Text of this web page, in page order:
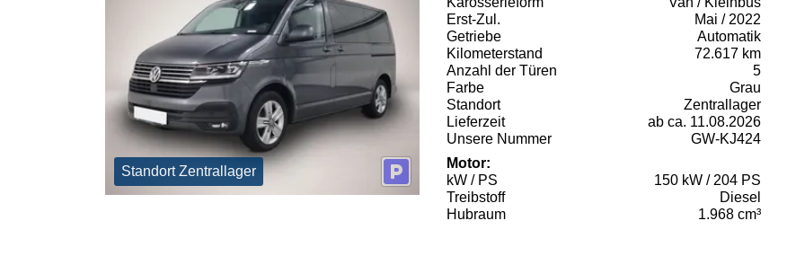
Standort Zentrallager
Erst-Zul.
Mai / 2022
Getriebe
Automatik
Kilometerstand
72.617 km
Anzahl der Türen
5
Farbe
Grau
Standort
Zentrallager
Lieferzeit
ab ca. 11.08.2026
Unsere Nummer
GW-KJ424
Motor:
kW / PS
150 kW / 204 PS
Treibstoff
Diesel
Hubraum
1.968 cm³